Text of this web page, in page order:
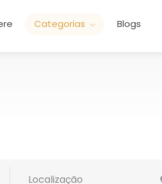
Categorias Blogs